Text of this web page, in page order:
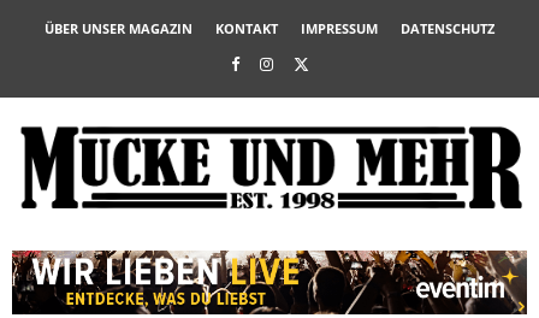
ÜBER UNSER MAGAZIN KONTAKT IMPRESSUM DATENSCHUTZ